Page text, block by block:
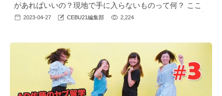
があればいいの？現地で手に入らないものって何？ ここ
では私が初めて留学したときに日本から持っていって役立
2023-04-27 CEBU21編集部 2,224